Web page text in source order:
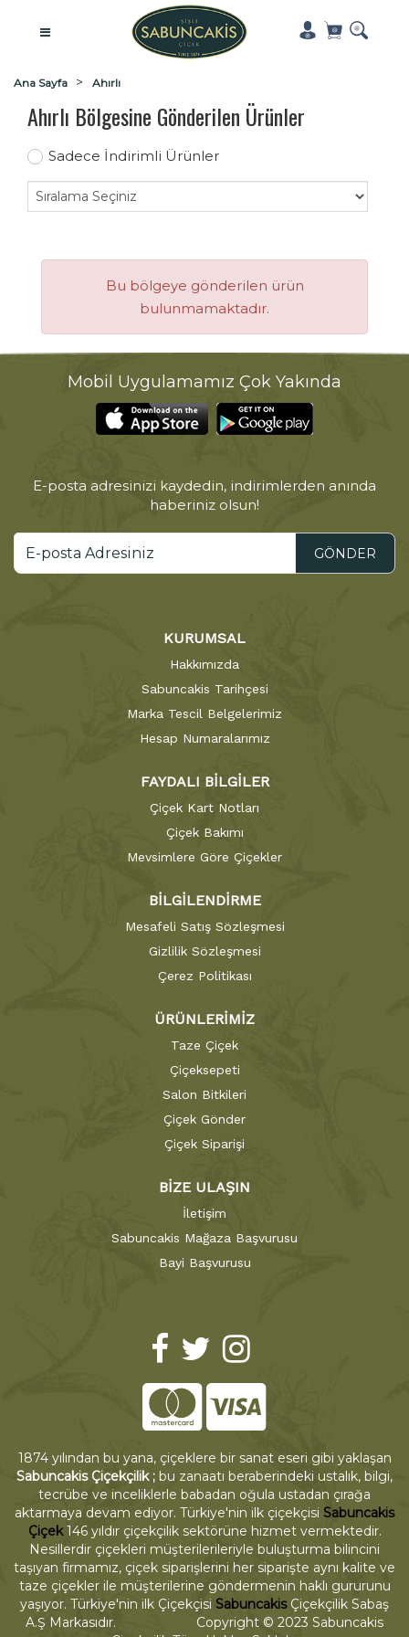
Ana Sayfa Ahırlı
Ahırlı Bölgesine Gönderilen Ürünler
Sadece İndirimli Ürünler
Bu bölgeye gönderilen ürün
bulunmamaktadır.
Mobil Uygulamamız Çok Yakında
E-posta adresinizi kaydedin, indirimlerden anında
haberiniz olsun!
GÖNDER
KURUMSAL
Hakkımızda
Sabuncakis Tarihçesi
Marka Tescil Belgelerimiz
Hesap Numaralarımız
FAYDALI BİLGİLER
Çiçek Kart Notları
Çiçek Bakımı
Mevsimlere Göre Çiçekler
BİLGİLENDİRME
Mesafeli Satış Sözleşmesi
Gizlilik Sözleşmesi
Çerez Politikası
ÜRÜNLERİMİZ
Taze Çiçek
Çiçeksepeti
Salon Bitkileri
Çiçek Gönder
Çiçek Siparişi
BİZE ULAŞIN
İletişim
Sabuncakis Mağaza Başvurusu
Bayi Başvurusu
1874 yılından bu yana, çiçeklere bir sanat eseri gibi yaklaşan
Sabuncakis Çiçekçilik ; bu zanaatı beraberindeki ustalık, bilgi,
tecrübe ve inceliklerle babadan oğula ustadan çırağa
aktarmaya devam ediyor. Türkiye'nin ilk çiçekçisi Sabuncakis
Çiçek146 yıldır çiçekçilik sektörüne hizmet vermektedir.
Nesillerdir çiçekleri müşterilerileriyle buluşturma bilincini
taşıyan firmamız, çiçek siparişlerini her siparişte aynı kalite ve
taze çiçekler ile müşterilerine göndermenin haklı gururunu
yaşıyor. Türkiye'nin ilk Çiçekçisi SabuncakisÇiçekçilik Sabaş
A.Ş Markasıdır. Copyright © 2023 Sabuncakis